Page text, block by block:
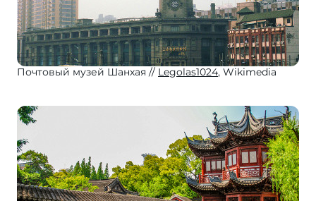
Почтовый музей Шанхая Legolas1024, Wikimedia